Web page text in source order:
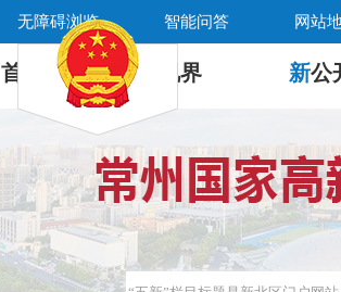
无障碍浏览 智能问答 网站
首 页 新 视界 新公